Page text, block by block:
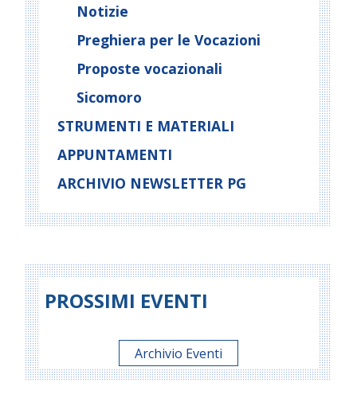
Notizie
Preghiera per le Vocazioni
Proposte vocazionali
Sicomoro
STRUMENTI E MATERIALI
APPUNTAMENTI
ARCHIVIO NEWSLETTER PG
PROSSIMI EVENTI
Archivio Eventi